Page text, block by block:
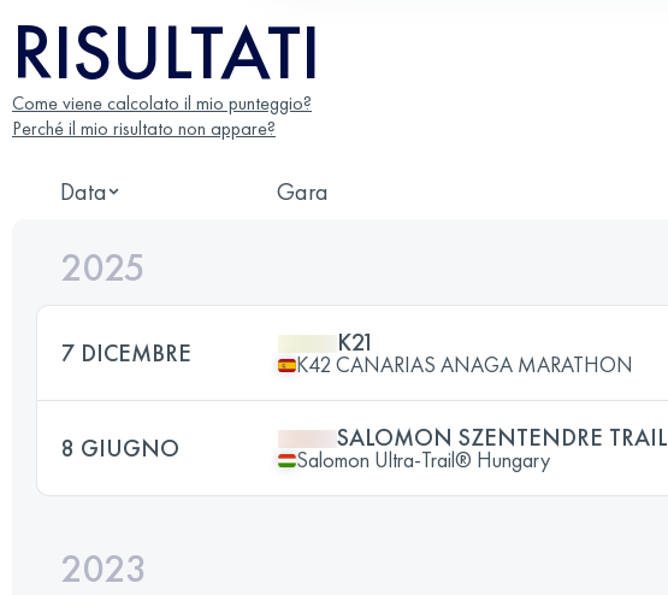
RISULTATI
Come viene calcolato il mio punteggio?
Perché il mio risultato non appare?
Data Gara
2025
7 DICEMBRE K21
K42 CANARIAS ANAGA MARATHON
8 GIUGNO SALOMON SZENTENDRE TRAIL
Salomon Ultra-Trail® Hungary
2023